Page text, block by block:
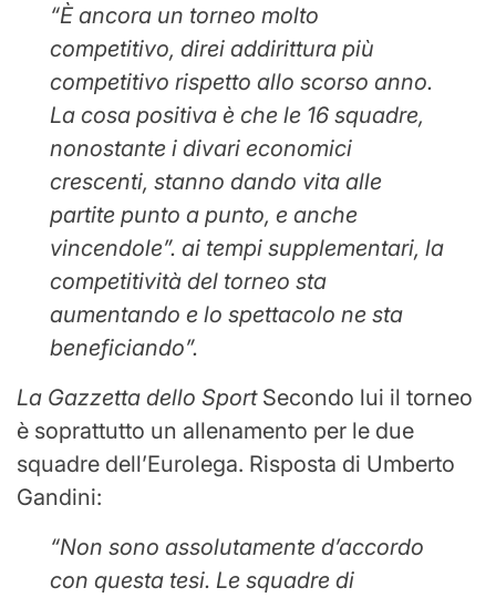
“È ancora un torneo molto
competitivo, direi addirittura più
competitivo rispetto allo scorso anno.
La cosa positiva è che le 16 squadre,
nonostante i divari economici
crescenti, stanno dando vita alle
partite punto a punto, e anche
vincendole”. ai tempi supplementari, la
competitività del torneo sta
aumentando e lo spettacolo ne sta
beneficiando”.
La Gazzetta dello Sport Secondo lui il torneo
è soprattutto un allenamento per le due
squadre dell’Eurolega. Risposta di Umberto
Gandini:
“Non sono assolutamente d’accordo
con questa tesi. Le squadre di